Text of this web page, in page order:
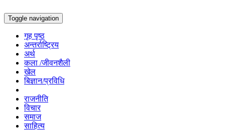
Toggle navigation
गृह पृष्ठ
अन्तर्राष्ट्रिय
अर्थ
कला /जीवनशैली
खेल
बिज्ञान/प्रविधि
राजनीति
विचार
समाज
साहित्य